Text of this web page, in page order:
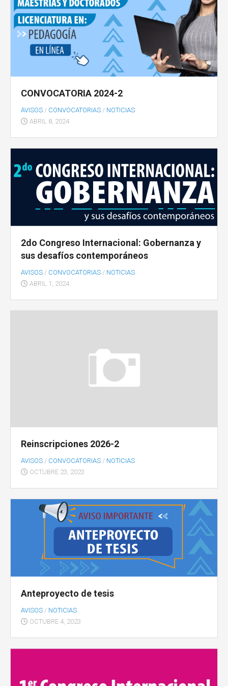
CONVOCATORIA 2024-2
AVISOS / CONVOCATORIAS / NOTICIAS
ABRIL 8, 2024
2do Congreso Internacional: Gobernanza y
sus desafíos contemporáneos
AVISOS / CONVOCATORIAS / NOTICIAS
ABRIL 1, 2024
Reinscripciones 2026-2
AVISOS / CONVOCATORIAS / NOTICIAS
OCTUBRE 23, 2023
Anteproyecto de tesis
AVISOS / NOTICIAS
OCTUBRE 4, 2023